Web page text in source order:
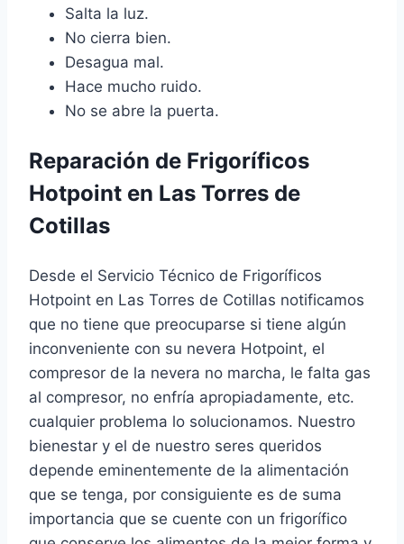
Salta la luz.
No cierra bien.
Desagua mal.
Hace mucho ruido.
No se abre la puerta.
Reparación de Frigoríficos
Hotpoint en Las Torres de
Cotillas
Desde el Servicio Técnico de Frigoríficos
Hotpoint en Las Torres de Cotillas notificamos
que no tiene que preocuparse si tiene algún
inconveniente con su nevera Hotpoint, el
compresor de la nevera no marcha, le falta gas
al compresor, no enfría apropiadamente, etc.
cualquier problema lo solucionamos. Nuestro
bienestar y el de nuestro seres queridos
depende eminentemente de la alimentación
que se tenga, por consiguiente es de suma
importancia que se cuente con un frigorífico